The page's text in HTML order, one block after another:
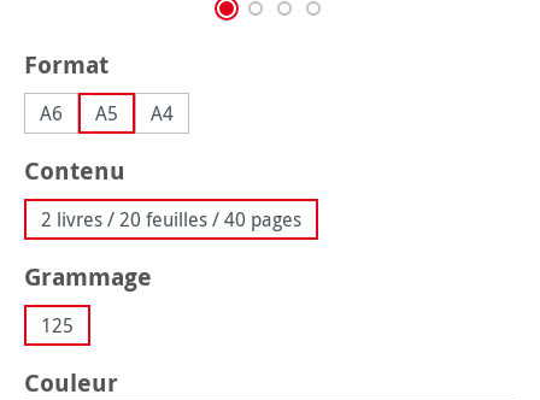
Sélectionnez
Format
A6 A5 A4
Sélectionnez
Contenu
2 livres / 20 feuilles / 40 pages
Sélectionnez
Grammage
125
Sélectionnez
Couleur